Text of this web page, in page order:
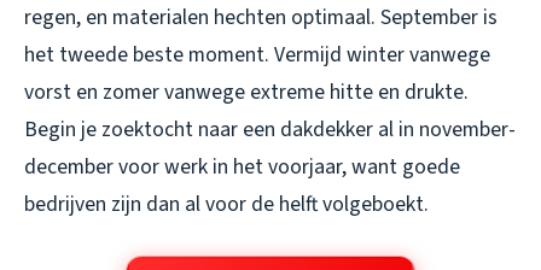
regen, en materialen hechten optimaal. September is
het tweede beste moment. Vermijd winter vanwege
vorst en zomer vanwege extreme hitte en drukte.
Begin je zoektocht naar een dakdekker al in november-
december voor werk in het voorjaar, want goede
bedrijven zijn dan al voor de helft volgeboekt.